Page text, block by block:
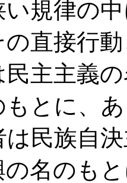
規律の
の直接行
主主義
もとに、
は民族自
の名のも